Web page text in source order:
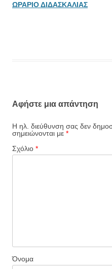
ΩΡΑΡΙΟ ΔΙΔΑΣΚΑΛΙΑΣ
Αφήστε μια απάντηση
Η ηλ. διεύθυνση σας δεν
σημειώνονται με *
Σχόλιο *
Όνομα